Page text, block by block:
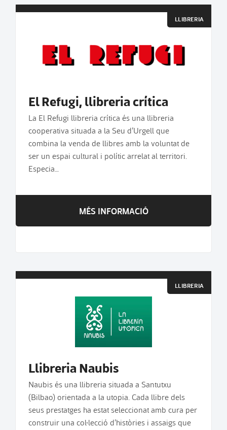
El Refugi, llibreria crítica
La El Refugi llibreria crítica és una llibreria
cooperativa situada a la Seu d’Urgell que
combina la venda de llibres amb la voluntat de
ser un espai cultural i polític arrelat al territori.
Especia…
LLIBRERIA
MÉS INFORMACIÓ
Llibreria Naubis
Naubis és una llibreria situada a Santutxu
(Bilbao) orientada a la utopia. Cada llibre dels
seus prestatges ha estat seleccionat amb cura per
construir una col·lecció d’històries i assaigs que
LLIBRERIA